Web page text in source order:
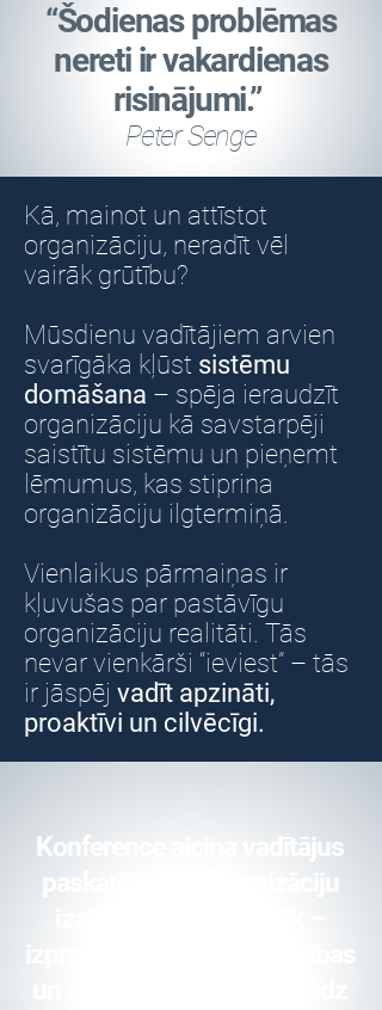
“Šodienas problēmas
nereti ir vakardienas
risinājumi.”
Peter Senge
Kā, mainot un attīstot
organizāciju, neradīt vēl
vairāk grūtību?
Mūsdienu vadītājiem arvien
svarīgāka kļūst sistēmu
domāšana – spēja ieraudzīt
organizāciju kā savstarpēji
saistītu sistēmu un pieņemt
lēmumus, kas stiprina
organizāciju ilgtermiņā.
Vienlaikus pārmaiņas ir
kļuvušas par pastāvīgu
organizāciju realitāti. Tās
nevar vienkārši “ieviest” – tās
ir jāspēj vadīt apzināti,
proaktīvi un cilvēcīgi.
Konference aicina vadītājus
paskatīties uz organizāciju